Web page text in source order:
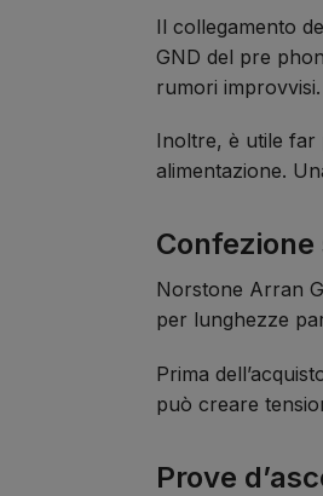
Il collegamento
GND del pre
rumori improvvisi.
Inoltre, è utile far
alimentazione.
Confezione
Norstone Arran
per lunghezze
Prima
può creare
Prove